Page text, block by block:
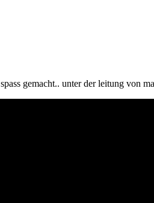
gemacht.. unter der leitung von